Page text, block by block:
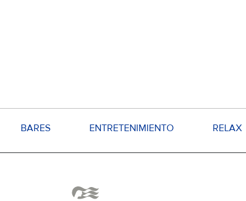
BARES ENTRETENIMIENTO RELAX